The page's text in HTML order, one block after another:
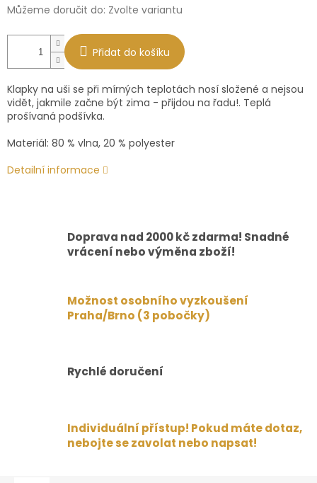
Můžeme doručit do: Zvolte variantu
Přidat do košíku
Klapky na uši se při mírných teplotách nosí složené a nejsou
vidět, jakmile začne být zima - přijdou na řadu!. Teplá
prošívaná podšívka.
Materiál: 80 % vlna, 20 % polyester
Detailní informace
Doprava nad 2000 kč zdarma! Snadné
vrácení nebo výměna zboží!
Možnost osobního vyzkoušení
Praha/Brno (3 pobočky)
Rychlé doručení
Individuální přístup! Pokud máte dotaz,
nebojte se zavolat nebo napsat!